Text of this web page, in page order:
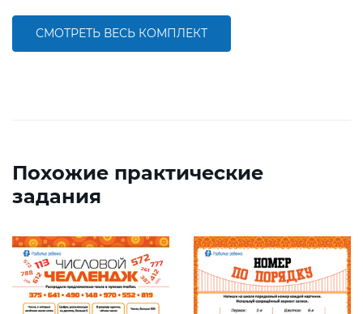
СМОТРЕТЬ ВЕСЬ КОМПЛЕКТ
Похожие практические
задания